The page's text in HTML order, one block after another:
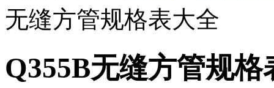
无缝方管规格表大全
Q355B无缝方管规格